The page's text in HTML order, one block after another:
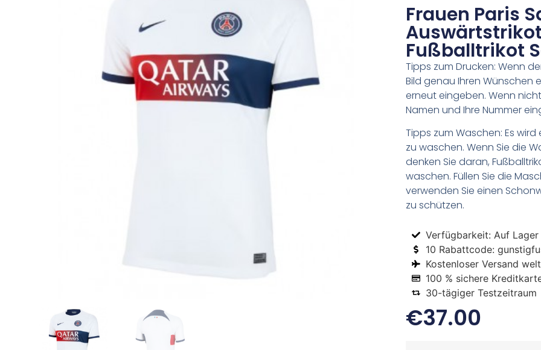
Frauen Paris
Fußballtrikot
Tipps zum Drucken: Wenn
Bild genau Ihren Wünschen
erneut eingeben. Wenn
Namen und Ihre Nummer
Tipps zum Waschen: Es
zu waschen. Wenn Sie die
denken Sie daran,
waschen. Füllen Sie die
verwenden Sie einen
zu schützen.
Verfügbarkeit: Auf Lager
10 Rabattcode:
Kostenloser Versand
100 % sichere
30-tägiger Testzeitraum
€37.00